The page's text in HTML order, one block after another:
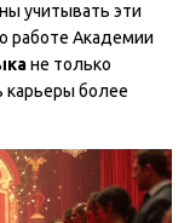
учитывать эти
работе Академии
не только
карьеры более